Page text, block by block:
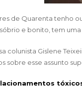
de Quarenta tenho
e bonito, tem
colunista Gislene
sobre esse assunto